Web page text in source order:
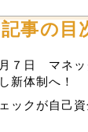
事の目
７日 マネッ
新体制へ！
ックが自己